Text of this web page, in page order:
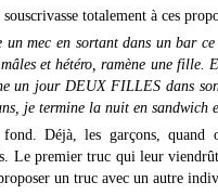
totalement à ces
mec en sortant dans un bar
et hétéro, ramène une fille.
un jour DEUX FILLES dans
je termine la nuit en sandwich
Déjà, les garçons, quand
Le premier truc qui leur
un truc avec un autre